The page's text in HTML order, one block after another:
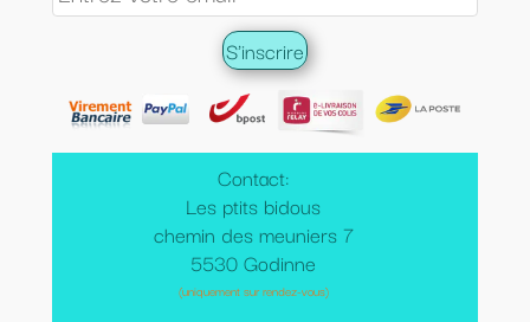
Contact:
Les ptits bidous
chemin des meuniers 7
5530 Godinne
(uniquement sur rendez-vous)